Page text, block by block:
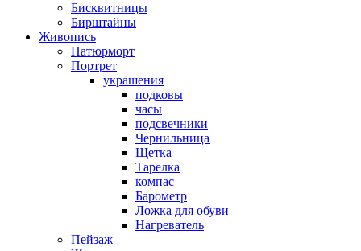
Бисквитницы
Бирштайны
Живопись
Натюрморт
Портрет
украшения
подковы
часы
подсвечники
Чернильница
Щетка
Тарелка
компас
Барометр
Ложка для обуви
Нагреватель
Пейзаж